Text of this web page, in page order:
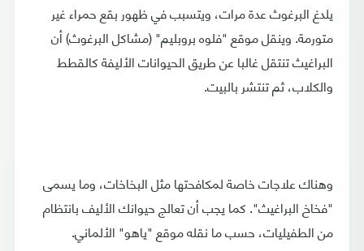
يلدغ البرغوث عدة مرات، ويتسبب في ظهور بقع حمراء غير
متورمة. وينقل موقع "فلوه بروبليم" (مشاكل البرغوث) أن
البراغيث تنتقل غالبا عن طريق الحيوانات الأليفة كالقطط
والكلاب، ثم تنتشر بالبيت.
وهناك علاجات خاصة لمكافحتها مثل البخاخات، وما يسمى
"فخاخ البراغيث". كما يجب أن تعالج حيوانك الأليف بانتظام
من الطفيليات، حسب ما نقله موقع "ياهو" الألماني.